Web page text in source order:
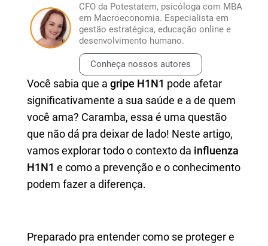
CFO da Potestatem, psicóloga com MBA
em Macroeconomia. Especialista em
gestão estratégica, educação online e
desenvolvimento humano.
Conheça nossos autores
Você sabia que a gripe H1N1 pode afetar
significativamente a sua saúde e a de quem
você ama? Caramba, essa é uma questão
que não dá pra deixar de lado! Neste artigo,
vamos explorar todo o contexto da influenza
H1N1 e como a prevenção e o conhecimento
podem fazer a diferença.
Preparado pra entender como se proteger e